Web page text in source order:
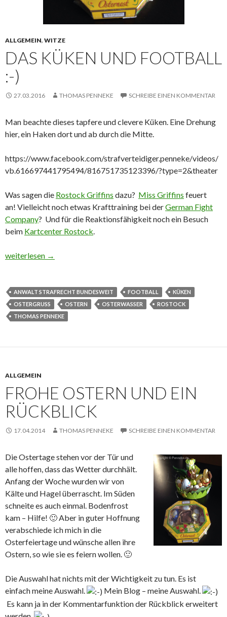
ALLGEMEIN, WITZE
DAS KÜKEN UND FOOTBALL
:-)
27.03.2016 THOMAS PENNEKE SCHREIBE EINEN KOMMENTAR
Man beachte dieses tapfere und clevere Küken. Eine Drehung
hier, ein Haken dort und ab durch die Mitte.
https://www.facebook.com/strafverteidiger.penneke/videos/
vb.616697441795494/816751735123396/?type=2&theater
Was sagen die Rostock Griffins dazu? Miss Griffins feuert
an! Vielleicht noch etwas Krafttraining bei derGerman Fight
Company? Und für die Reaktionsfähigkeit noch ein Besuch
beim Kartcenter Rostock.
Das Küken und Football 🙂
weiterlesen →
ANWALT STRAFRECHT BUNDESWEIT FOOTBALL
KÜKEN
OSTERGRUSS
OSTERN OSTERWASSER
ROSTOCK
THOMAS PENNEKE
ALLGEMEIN
FROHE OSTERN UND EIN
RÜCKBLICK
17.04.2014 THOMAS PENNEKE SCHREIBE EINEN KOMMENTAR
Die Ostertage stehen vor der Tür und
alle hoffen, dass das Wetter durchhält.
Anfang der Woche wurden wir von
Kälte und Hagel überrascht. Im Süden
schneite es auch einmal. Bodenfrost
kam – Hilfe! 🙂 Aber in guter Hoffnung
verabschiede ich mich in die
Osterfeiertage und wünsche allen ihre
Ostern, so wie sie es feiern wollen. 🙂
Die Auswahl hat nichts mit der Wichtigkeit zu tun. Es ist
einfach meine Auswahl.
Mein Blog – meine Auswahl.
Es kann ja in der Kommentarfunktion der Rückblick erweitert